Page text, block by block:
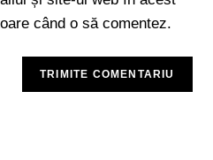
când o să comentez.